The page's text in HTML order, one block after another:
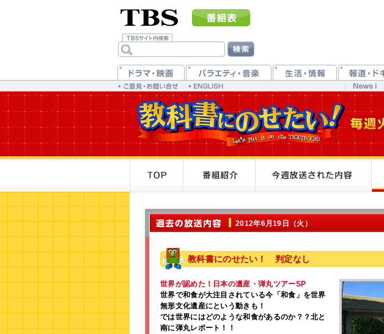
2012年6月19日（火）
教科書にのせたい！ 判定なし
世界が認めた！日本の遺産・弾丸ツアーSP
世界で和食が大注目されている今「和食」を世界
無形文化遺産にという動きも！
では世界にはどのような和食があるのか？？北と
南に弾丸レポート！！